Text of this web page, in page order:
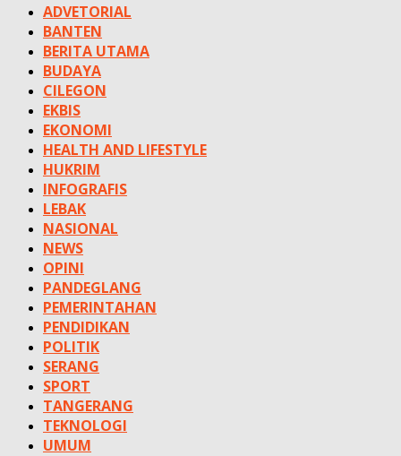
ADVETORIAL
BANTEN
BERITA UTAMA
BUDAYA
CILEGON
EKBIS
EKONOMI
HEALTH AND LIFESTYLE
HUKRIM
INFOGRAFIS
LEBAK
NASIONAL
NEWS
OPINI
PANDEGLANG
PEMERINTAHAN
PENDIDIKAN
POLITIK
SERANG
SPORT
TANGERANG
TEKNOLOGI
UMUM